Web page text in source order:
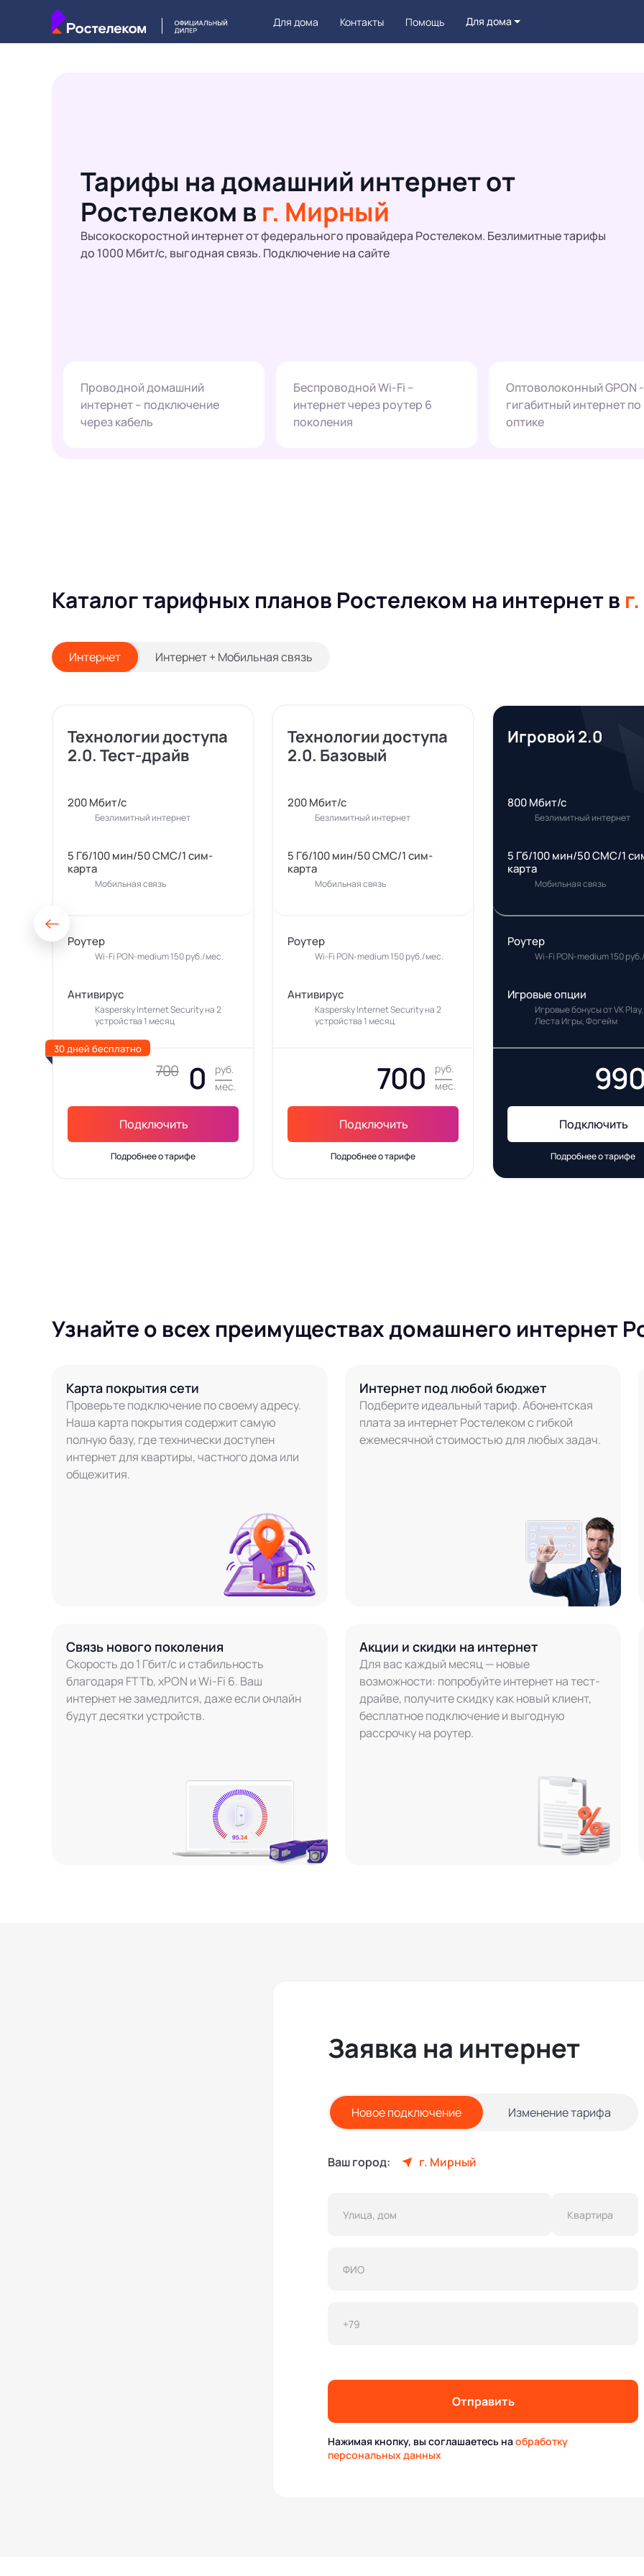
Для дома Контакты Помощь Для дома
Тарифы на домашний интернет от
Ростелеком в г. Мирный
Высокоскоростной интернет от федерального провайдера Ростелеком. Безлимитные тарифы
до 1000 Мбит/с, выгодная связь. Подключение на сайте
Проводной домашний
интернет – подключение
через кабель
Беспроводной Wi-Fi –
интернет через роутер 6
поколения
Оптоволоконный GPON -
гигабитный интернет по
оптике
Каталог тарифных планов Ростелеком на интернет в
Интернет Интернет + Мобильная связь
Технологии доступа
2.0. Тест-драйв
200 Мбит/с
Безлимитный интернет
5 Гб/100 мин/50 СМС/1 сим-
карта
Мобильная связь
Роутер
Wi-Fi PON-medium 150 руб./мес.
Антивирус
Kaspersky Internet Security на 2
устройства 1 месяц
700 0
руб.
мес.
Подключить
Подробнее о тарифе
30 дней бесплатно
Технологии доступа
2.0. Базовый
200 Мбит/с
Безлимитный интернет
5 Гб/100 мин/50 СМС/1 сим-
карта
Мобильная связь
Роутер
Wi-Fi PON-medium 150 руб./мес.
Антивирус
Kaspersky Internet Security на 2
устройства 1 месяц
700
руб.
мес.
Подключить
Подробнее о тарифе
Игровой 2.0
800 Мбит/с
Безлимитный интернет
5 Гб/100 мин/50 СМС/1
карта
Мобильная связь
Роутер
Wi-Fi PON-medium 150
Игровые опции
Игровые бонусы от VK Play,
Леста Игры, Фогейм
990
Подключить
Подробнее о тарифе
Узнайте о всех преимуществах домашнего интернет
Карта покрытия сети
Проверьте подключение по своему адресу.
Наша карта покрытия содержит самую
полную базу, где технически доступен
интернет для квартиры, частного дома или
общежития.
Интернет под любой бюджет
Подберите идеальный тариф. Абонентская
плата за интернет Ростелеком с гибкой
ежемесячной стоимостью для любых задач.
Связь нового поколения
Скорость до 1 Гбит/с и стабильность
благодаря FTTb, xPON и Wi-Fi 6. Ваш
интернет не замедлится, даже если онлайн
будут десятки устройств.
Акции и скидки на интернет
Для вас каждый месяц — новые
возможности: попробуйте интернет на тест-
драйве, получите скидку как новый клиент,
бесплатное подключение и выгодную
рассрочку на роутер.
Заявка на интернет
Новое подключение Изменение тарифа
Ваш город: г. Мирный
Отправить
Нажимая кнопку, вы соглашаетесь наобработку
персональных данных